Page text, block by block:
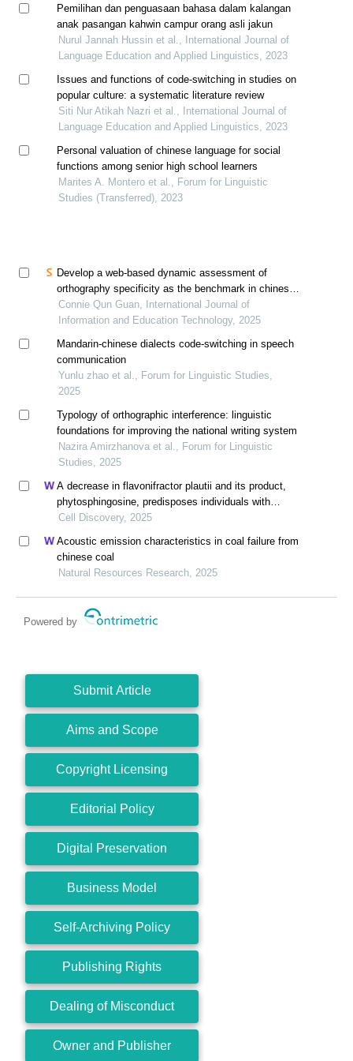
Pemilihan dan penguasaan bahasa dalam kalangan
anak pasangan kahwin campur orang asli jakun
Nurul Jannah Hussin et al., International Journal of
Language Education and Applied Linguistics, 2023
Issues and functions of code-switching in studies on
popular culture: a systematic literature review
Siti Nur Atikah Nazri et al., International Journal of
Language Education and Applied Linguistics, 2023
Personal valuation of chinese language for social
functions among senior high school learners
Marites A. Montero et al., Forum for Linguistic
Studies (Transferred), 2023
Develop a web-based dynamic assessment of
orthography specificity as the benchmark in chinese
reading
Connie Qun Guan, International Journal of
Information and Education Technology, 2025
Mandarin-chinese dialects code-switching in speech
communication
Yunlu zhao et al., Forum for Linguistic Studies,
2025
Typology of orthographic interference: linguistic
foundations for improving the national writing system
Nazira Amirzhanova et al., Forum for Linguistic
Studies, 2025
A decrease in flavonifractor plautii and its product,
phytosphingosine, predisposes individuals with
phlegm-dampness constitution to metabolic disorders
Cell Discovery, 2025
Acoustic emission characteristics in coal failure from
chinese coal
Natural Resources Research, 2025
Powered by
Submit Article
Aims and Scope
Copyright Licensing
Editorial Policy
Digital Preservation
Business Model
Self-Archiving Policy
Publishing Rights
Dealing of Misconduct
Owner and Publisher